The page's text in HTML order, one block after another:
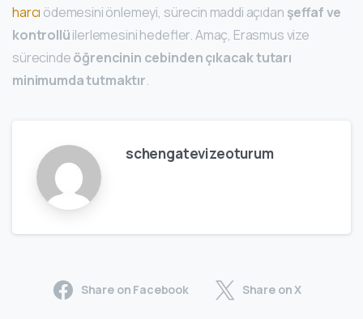
harcı ödemesini önlemeyi, sürecin maddi açıdan şeffaf ve
kontrollüilerlemesini hedefler. Amaç, Erasmus vize
sürecindeöğrencinin cebinden çıkacak tutarı
minimumda tutmaktır.
schengatevizeoturum
Share on Facebook Share on X